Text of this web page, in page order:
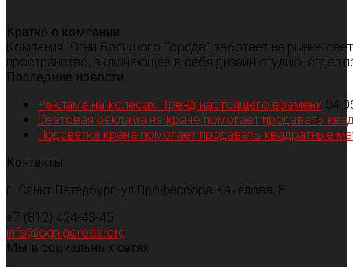
Кратко о компании
Компания "Огни Большого Города" работает на рынке
пространство, включающее в себя дизайн-студию, отдел
Последние новости
Реклама на колесах. Тренд настоящего времени
Световая реклама на кране помогает продавать
Подсветка крана помогает продавать квадратные
Контакты
г. Санкт-Петербург, ул Профессора Качалова, 8
+7 (812) 424-43-45
info@ognigoroda.org
Мы в социальных сетях